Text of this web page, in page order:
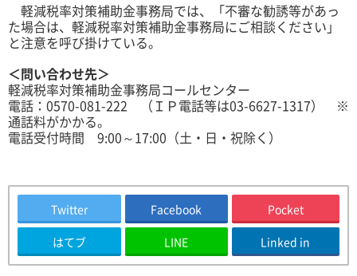
軽減税率対策補助金事務局では、「不審な勧誘等があっ
た場合は、軽減税率対策補助金事務局にご相談ください」
と注意を呼び掛けている。
＜問い合わせ先＞
軽減税率対策補助金事務局コールセンター
電話：0570-081-222 （ＩＰ電話等は03-6627-1317） ※
通話料がかかる。
電話受付時間 9:00～17:00（土・日・祝除く）
Twitter Facebook Pocket
はてブ LINE Linked in